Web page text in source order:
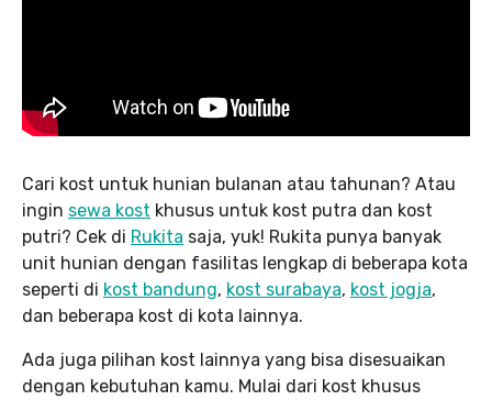
Cari kost untuk hunian bulanan atau tahunan? Atau
ingin sewa kost khusus untuk kost putra dan kost
putri? Cek di Rukita saja, yuk! Rukita punya banyak
unit hunian dengan fasilitas lengkap di beberapa kota
seperti di kost bandung, kost surabaya, kost jogja,
dan beberapa kost di kota lainnya.
Ada juga pilihan kost lainnya yang bisa disesuaikan
dengan kebutuhan kamu. Mulai dari kost khusus